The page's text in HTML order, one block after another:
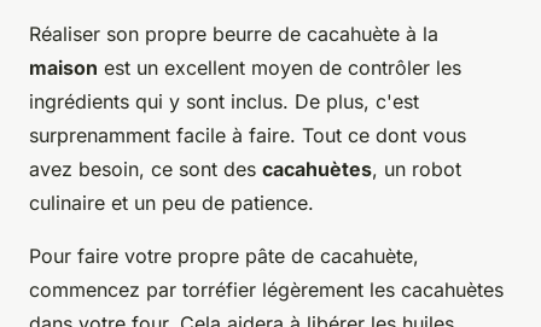
Réaliser son propre beurre de cacahuète à la
maison est un excellent moyen de contrôler les
ingrédients qui y sont inclus. De plus, c'est
surprenamment facile à faire. Tout ce dont vous
avez besoin, ce sont des cacahuètes, un robot
culinaire et un peu de patience.
Pour faire votre propre pâte de cacahuète,
commencez par torréfier légèrement les cacahuètes